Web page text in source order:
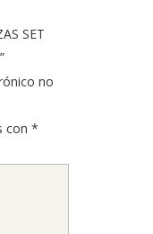
SET
no
con *